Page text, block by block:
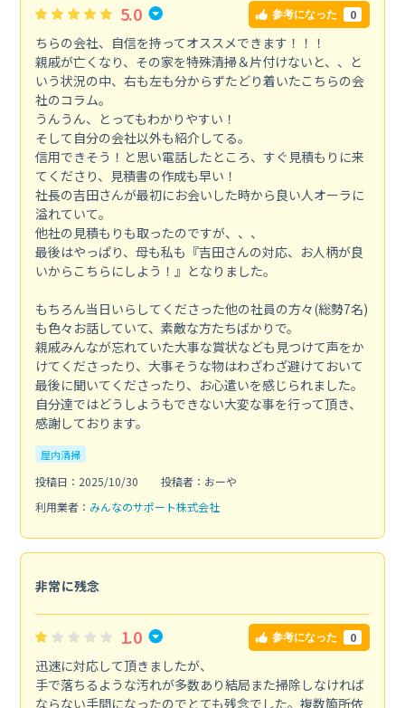
5.0 参考になった 0
ちらの会社、自信を持ってオススメできます！！！
親戚が亡くなり、その家を特殊清掃＆片付けないと、、と
いう状況の中、右も左も分からずたどり着いたこちらの会
社のコラム。
うんうん、とってもわかりやすい！
そして自分の会社以外も紹介してる。
信用できそう！と思い電話したところ、すぐ見積もりに来
てくださり、見積書の作成も早い！
社長の吉田さんが最初にお会いした時から良い人オーラに
溢れていて。
他社の見積もりも取ったのですが、、、
最後はやっぱり、母も私も『吉田さんの対応、お人柄が良
いからこちらにしよう！』となりました。
もちろん当日いらしてくださった他の社員の方々(総勢7名)
も色々お話していて、素敵な方たちばかりで。
親戚みんなが忘れていた大事な賞状なども見つけて声をか
けてくださったり、大事そうな物はわざわざ避けておいて
最後に聞いてくださったり、お心遣いを感じられました。
自分達ではどうしようもできない大変な事を行って頂き、
感謝しております。
屋内清掃
投稿日：2025/10/30
投稿者：おーや
利用業者： みんなのサポート株式会社
非常に残念
1.0 参考になった 0
迅速に対応して頂きましたが、
手で落ちるような汚れが多数あり結局また掃除しなければ
ならない手間になったのでとても残念でした。複数箇所依